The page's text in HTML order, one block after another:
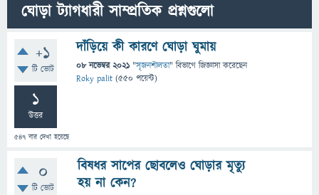
ঘোড়া ট্যাগধারী সাম্প্রতিক প্রশ্নগুলো
+1
টি ভোট
1
উত্তর
547 বার দেখা হয়েছে
দাঁড়িয়ে কী কারণে ঘোড়া ঘুমায়
08 নভেম্বর 2021 "সৃজনশীলতা" বিভাগে জিজ্ঞাসাকরেছেন
Roky palit (550 পয়েন্ট)
0
টি ভোট
বিষধর সাপের ছোবলেও ঘোড়ার মৃত্যু
হয় না কেন?